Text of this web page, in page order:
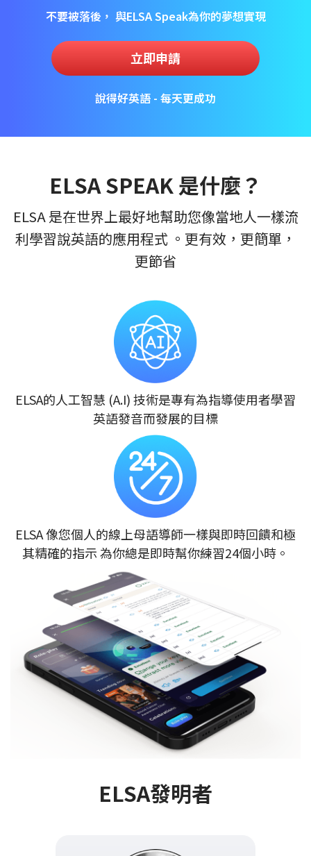
不要被落後， 與ELSA Speak為你的夢想實現
立即申請
說得好英語 - 每天更成功
ELSA SPEAK 是什麼？
ELSA 是在世界上最好地幫助您像當地人一樣流
利學習說英語的應用程式 。更有效，更簡單，
更節省
ELSA的人工智慧 (A.I) 技術是專有為指導使用者學習
英語發音而發展的目標
ELSA 像您個人的線上母語導師一樣與即時回饋和極
其精確的指示 為你總是即時幫你練習24個小時。
ELSA發明者